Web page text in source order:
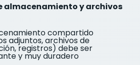
almacenamiento y archivos
compartido
adjuntos, archivos de
registros) debe ser
y muy duradero